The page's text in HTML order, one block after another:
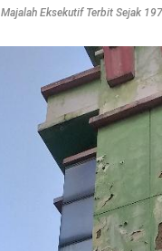
Majalah Eksekutif Terbit Sejak